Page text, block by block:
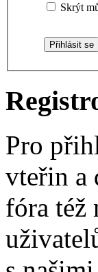
Skrýt
Pro
vteřin a
fóra též